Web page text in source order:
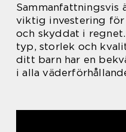
Sammanfattningsvis
viktig investering
och skyddat i
typ, storlek och
ditt barn har en
i alla